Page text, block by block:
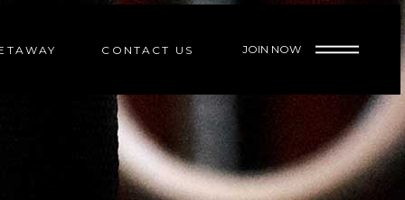
CONTACT US